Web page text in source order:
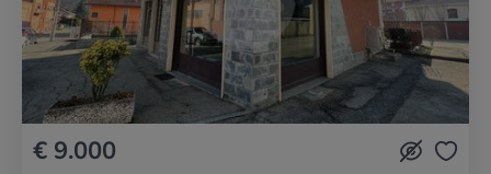
€ 9.000